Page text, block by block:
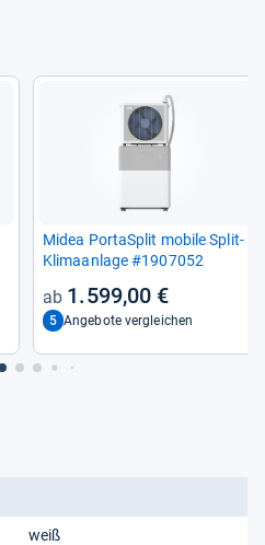
Midea Por­taSp­lit mobile Split-​
Kli­ma­an­lage #1907052
1.599,00 €
5 Angebote vergleichen
weiß